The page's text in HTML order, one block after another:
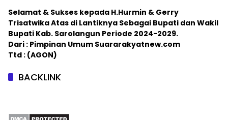
Selamat & Sukses kepada H.Hurmin & Gerry
Trisatwika Atas di Lantiknya Sebagai Bupati dan Wakil
Bupati Kab. Sarolangun Periode 2024-2029.
Dari : Pimpinan Umum Suararakyatnew.com
Ttd : (AGON)
BACKLINK